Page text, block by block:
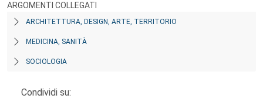
ARGOMENTI COLLEGATI
ARCHITETTURA, DESIGN, ARTE, TERRITORIO
MEDICINA, SANITÀ
SOCIOLOGIA
Condividi su: